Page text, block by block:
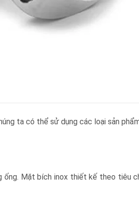
ta có thể sử dụng các loại sản
Mặt bích inox thiết kế theo tiêu